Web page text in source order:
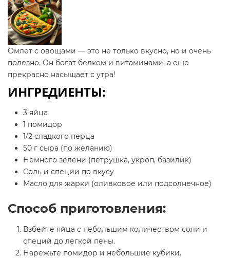
Омлет с овощами — это не только вкусно, но и очень
полезно. Он богат белком и витаминами, а еще
прекрасно насыщает с утра!
ИНГРЕДИЕНТЫ:
3 яйца
1 помидор
1/2 сладкого перца
50 г сыра (по желанию)
Немного зелени (петрушка, укроп, базилик)
Соль и специи по вкусу
Масло для жарки (оливковое или подсолнечное)
Способ приготовления:
Взбейте яйца с небольшим количеством соли и
специй до легкой пены.
Нарежьте помидор и небольшие кубики.